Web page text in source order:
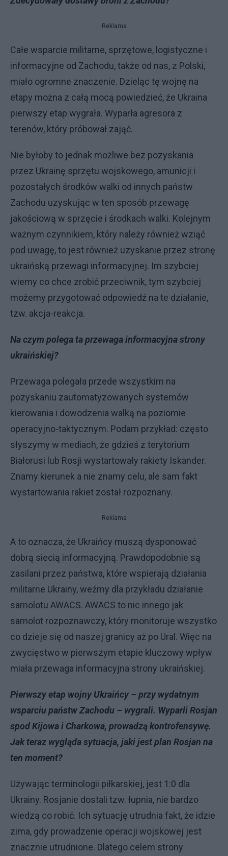
Reklama
Całe wsparcie militarne, sprzętowe, logistyczne i
informacyjne od Zachodu, także od nas, z Polski,
miało ogromne znaczenie. Dzieląc tę wojnę na
etapy można z całą mocą powiedzieć, że Ukraina
pierwszy etap wygrała. Wyparła agresora z
terenów, który próbował zająć.
Nie byłoby to jednak możliwe bez pozyskania
przez Ukrainę sprzętu wojskowego, amunicji i
pozostałych środków walki od innych państw
Zachodu uzyskując w ten sposób przewagę
jakościową w sprzęcie i środkach walki. Kolejnym
ważnym czynnikiem, który należy również wziąć
pod uwagę, to jest również uzyskanie przez stronę
ukraińską przewagi informacyjnej. Im szybciej
wiemy co chce zrobić przeciwnik, tym szybciej
możemy przygotować odpowiedź na te działanie,
tzw. akcja-reakcja.
Na czym polega ta przewaga informacyjna strony
ukraińskiej?
Przewaga polegała przede wszystkim na
pozyskaniu zautomatyzowanych systemów
kierowania i dowodzenia walką na poziomie
operacyjno-taktycznym. Podam przykład: często
słyszymy w mediach, że gdzieś z terytorium
Białorusi lub Rosji wystartowały rakiety Iskander.
Znamy kierunek a nie znamy celu, ale sam fakt
wystartowania rakiet został rozpoznany.
Reklama
A to oznacza, że Ukraińcy muszą dysponować
dobrą siecią informacyjną. Prawdopodobnie są
zasilani przez państwa, które wspierają działania
militarne Ukrainy, weźmy dla przykładu działanie
samolotu AWACS. AWACS to nic innego jak
samolot rozpoznawczy, który monitoruje wszystko
co dzieje się od naszej granicy aż po Ural. Więc na
zwycięstwo w pierwszym etapie kluczowy wpływ
miała przewaga informacyjna strony ukraińskiej.
Pierwszy etap wojny Ukraińcy – przy wydatnym
wsparciu państw Zachodu – wygrali. Wyparli Rosjan
spod Kijowa i Charkowa, prowadzą kontrofensywę.
Jak teraz wygląda sytuacja, jaki jest plan Rosjan na
ten moment?
Używając terminologii piłkarskiej, jest 1:0 dla
Ukrainy. Rosjanie dostali tzw. łupnia, nie bardzo
wiedzą co robić. Ich sytuację utrudnia fakt, że idzie
zima, gdy prowadzenie operacji wojskowej jest
znacznie utrudnione. Dlatego celem strony